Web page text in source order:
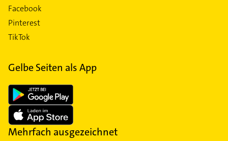
Facebook
Pinterest
TikTok
Gelbe Seiten als App
Mehrfach ausgezeichnet